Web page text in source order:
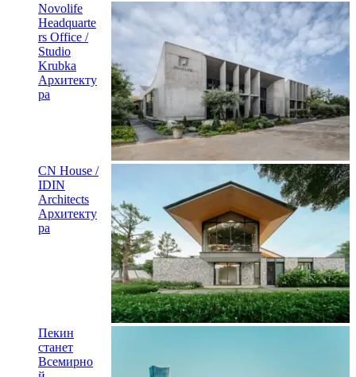
Novolife
Headquarte
rs Office /
Studio
Krubka
Архитекту
ра
CN House /
IDIN
Architects
Архитекту
ра
Пекин
станет
Всемирно